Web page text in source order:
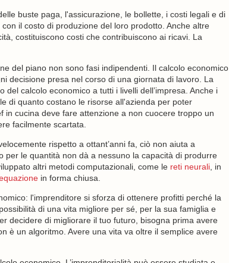
buste paga, l'assicurazione, le bollette, i costi legali e di
il costo di produzione del loro prodotto. Anche altre
costituiscono costi che contribuiscono ai ricavi. La
del piano non sono fasi indipendenti. Il calcolo economico
decisione presa nel corso di una giornata di lavoro. La
calcolo economico a tutti i livelli dell’impresa. Anche i
di quanto costano le risorse all'azienda per poter
cucina deve fare attenzione a non cuocere troppo un
facilmente scartata.
rispetto a ottant’anni fa, ciò non aiuta a
per le quantità non dà a nessuno la capacità di produrre
altri metodi computazionali, come le reti neurali, in
in forma chiusa.
l'imprenditore si sforza di ottenere profitti perché la
di una vita migliore per sé, per la sua famiglia e
decidere di migliorare il tuo futuro, bisogna prima avere
è un algoritmo. Avere una vita va oltre il semplice avere